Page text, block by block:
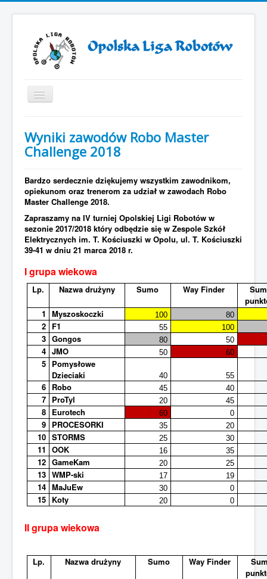
Toggle
Navigation
ZAWODY ROBOTÓW 2025
Otwarcie VII sezonu Opolskiej Ligi Robotów
Sezon 2019/2021
Sezon 2018/2019
Sezon 2017/2018
Sezon 2015/2016
Sezon 2014/2015
Jesteś tutaj: Start
Sezon 2017/2018
Robo Master Challenge 2018
Wyniki zawodów Robo Master
Challenge 2018
Bardzo serdecznie dziękujemy wszystkim zawodnikom,
opiekunom oraz trenerom za udział w zawodach Robo
Master Challenge 2018.
Zapraszamy na IV turniej Opolskiej Ligi Robotów w
sezonie 2017/2018 który odbędzie się w Zespole Szkół
Elektrycznych im. T. Kościuszki w Opolu, ul. T. Kościuszki
39-41 w dniu 21 marca 2018 r.
I grupa wiekowa
Lp. Nazwa drużyny Sumo Way Finder
1
Myszoskoczki 100 80
2 F1 55 100
3 Gongos 80 50
4 JMO 50 60
5 Pomysłowe
Dzieciaki
40 55
6 Robo 45 40
7 ProTyl 20 45
8 Eurotech 60 0
9 PROCESORKI 35 20
10 STORMS 25 30
11 OOK 16 35
12 GameKam 20 25
13 WMP-ski 17 19
14 MaJuEw 30 0
15 Koty 20 0
II grupa wiekowa
Lp. Nazwa drużyny Sumo Way Finder